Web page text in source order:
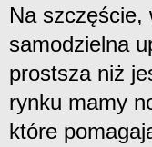
Na szczęście,
samodzielna
prostsza niż
rynku mamy
które